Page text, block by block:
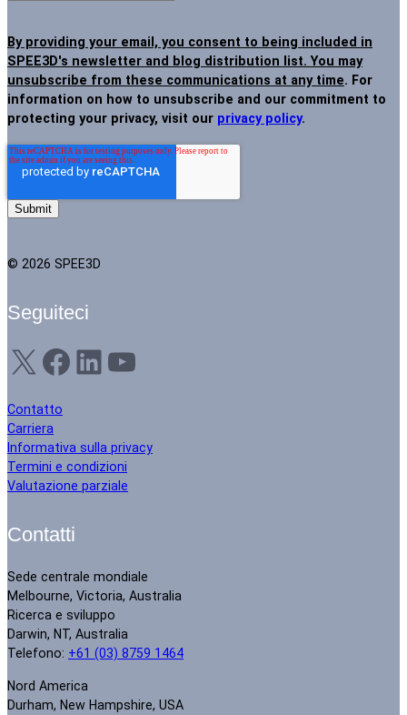
By providing your email, you consent to being included in
SPEE3D's newsletter and blog distribution list. You may
unsubscribe from these communications at any time. For
information on how to unsubscribe and our commitment to
protecting your privacy, visit our privacy policy.
© 2026 SPEE3D
Seguiteci
X Facebook LinkedIn YouTube
Contatto
Carriera
Informativa sulla privacy
Termini e condizioni
Valutazione parziale
Contatti
Sede centrale mondiale
Melbourne, Victoria, Australia
Ricerca e sviluppo
Darwin, NT, Australia
Telefono: +61 (03) 8759 1464
Nord America
Durham, New Hampshire, USA